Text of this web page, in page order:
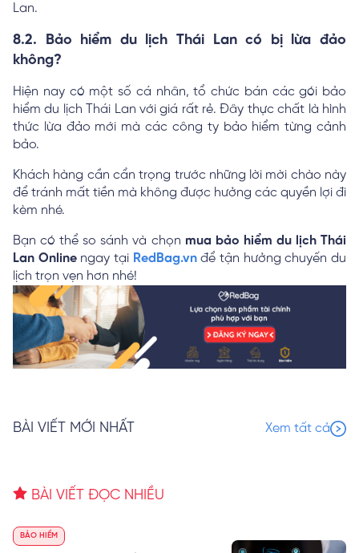
Lan.
8.2. Bảo hiểm du lịch Thái Lan có bị lừa đảo
không?
Hiện nay có một số cá nhân, tổ chức bán các gói bảo
hiểm du lịch Thái Lan với giá rất rẻ. Đây thực chất là hình
thức lừa đảo mới mà các công ty bảo hiểm từng cảnh
bảo.
Khách hàng cần cẩn trọng trước những lời mời chào này
để tránh mất tiền mà không được hưởng các quyền lợi đi
kèm nhé.
Bạn có thể so sánh và chọn mua bảo hiểm du lịch Thái
Lan Onlinengay tại RedBag.vnđể tận hưởng chuyến du
lịch trọn vẹn hơn nhé!
BÀI VIẾT MỚI NHẤT Xem tất cả
BÀI VIẾT ĐỌC NHIỀU
BẢO HIỂM